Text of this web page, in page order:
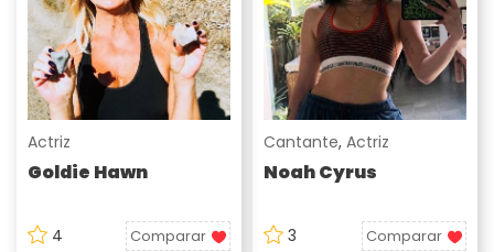
Actriz
Goldie Hawn
4 Comparar
Cantante, Actriz
Noah Cyrus
3 Comparar